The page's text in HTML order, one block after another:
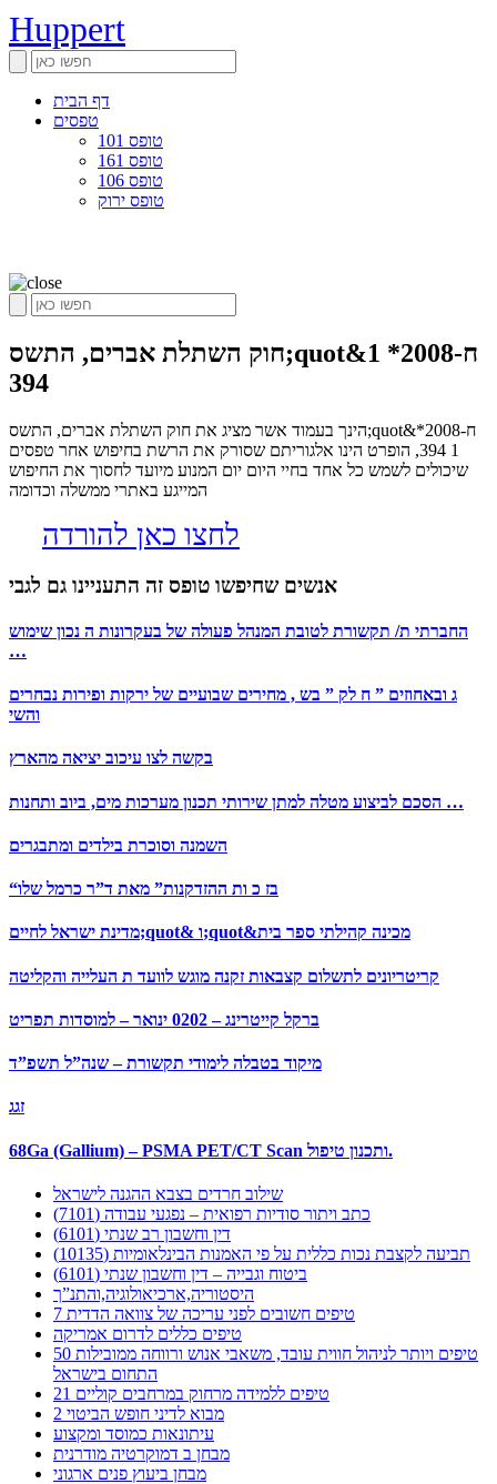
Huppert
דף הבית
טפסים
טופס 101
טופס 161
טופס 106
טופס ירוק
חוק השתלת אברים, התשס;quot&ח-2008* 1
394
הינך בעמוד אשר מציג את חוק השתלת אברים, התשס;quot&ח-2008*
1 394, הופרט הינו אלגוריתם שסורק את הרשת בחיפוש אחר טפסים
שיכולים לשמש כל אחד בחיי היום יום המנוע מיועד לחסוך את החיפוש
המייגע באתרי ממשלה וכדומה
לחצו כאן להורדה
אנשים שחיפשו טופס זה התעניינו גם לגבי
החברתי ת/ תקשורת לטובת המנהל פעולה של בעקרונות ה נכון שימוש
…
ג ובאחוזים ” ח לק ” בש , מחירים שבועיים של ירקות ופירות נבחרים
והשי
בקשה לצו עיכוב יציאה מהארץ
הסכם לביצוע מטלה למתן שירותי תכנון מערכות מים, ביוב ותחנות …
השמנה וסוכרת בילדים ומתבגרים
“בז כ ות ההזדקנות” מאת ד”ר כרמל שלו
מדינת ישראל לחיים;quot& ו;quot&מכינה קהילתי ספר בית
קריטריונים לתשלום קצבאות זקנה מוגש לוועד ת העלייה והקליטה
ברקל קייטרינג – 0202 ינואר – למוסדות תפריט
מיקוד בטבלה לימודי תקשורת – שנה”ל תשפ”ד
זגג
68Ga (Gallium) – PSMA PET/CT Scan ותכנון טיפול.
שילוב חרדים בצבא ההגנה לישראל
כתב ויתור סודיות רפואית – נפגעי עבודה (7101)
דין וחשבון רב שנתי (6101)
תביעה לקצבת נכות כללית על פי האמנות הבינלאומיות (10135)
ביטוח וגבייה – דין וחשבון שנתי (6101)
היסטוריה,ארכיאולוגיה,והתנ”ך
7 טיפים חשובים לפני עריכה של צוואה הדדית
טיפים כללים לדרום אמריקה
50 טיפים ויותר לניהול חווית עובד, משאבי אנוש ורווחה ממובילות
התחום בישראל
21 טיפים ללמידה מרחוק במרחבים קוליים
מבוא לדיני חופש הביטוי 2
עיתונאות כמוסד ומקצוע
מבחן ב דמוקרטיה מודרנית
מבחן ביעוץ פנים ארגוני